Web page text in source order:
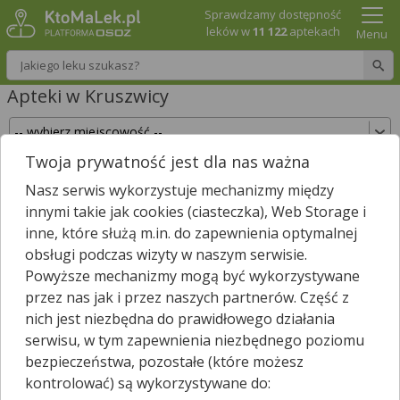
Wpisz nazwę leku
Sprawdzamy dostępność
leków w11 122aptekach Menu
Apteki w Kruszwicy
Sprawdź, które apteki w Kruszwicy posiadają
Twój lek i zarezerwuj go już teraz!
Wpisz nazwę leku
W Kruszwicy jest 6 aptek.1
apteka zgłosiła nam, że jest właśnie
otwarta.*
Wybierz typ aptek
Twoja prywatność jest dla nas ważna
Nasz serwis wykorzystuje mechanizmy między
innymi takie jak cookies (ciasteczka), Web Storage i
inne, które służą m.in. do zapewnienia optymalnej
obsługi podczas wizyty w naszym serwisie.
Powyższe mechanizmy mogą być wykorzystywane
przez nas jak i przez naszych partnerów. Część z
nich jest niezbędna do prawidłowego działania
serwisu, w tym zapewnienia niezbędnego poziomu
bezpieczeństwa, pozostałe (które możesz
kontrolować) są wykorzystywane do: